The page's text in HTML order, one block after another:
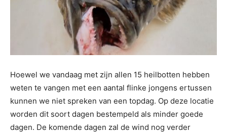
Hoewel we vandaag met zijn allen 15 heilbotten hebben
weten te vangen met een aantal flinke jongens ertussen
kunnen we niet spreken van een topdag. Op deze locatie
worden dit soort dagen bestempeld als minder goede
dagen. De komende dagen zal de wind nog verder